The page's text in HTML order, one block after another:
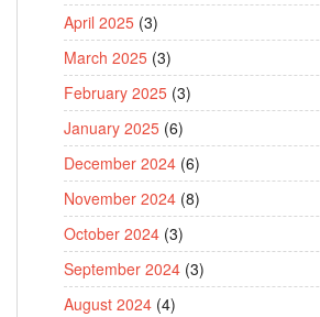
April 2025 (3)
March 2025 (3)
February 2025 (3)
January 2025 (6)
December 2024 (6)
November 2024 (8)
October 2024 (3)
September 2024 (3)
August 2024 (4)